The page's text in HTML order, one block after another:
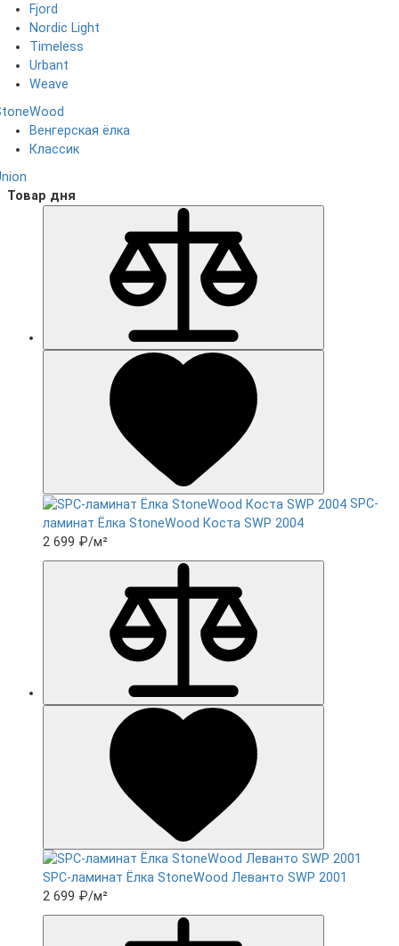
Fjord
Nordic Light
Timeless
Urbant
Weave
Венгерская ёлка
Классик
Товар дня
SPC-
ламинат Ëлка StoneWood Коста SWP 2004
2 699 ₽/м²
SPC-ламинат Ëлка StoneWood Леванто SWP 2001
2 699 ₽/м²